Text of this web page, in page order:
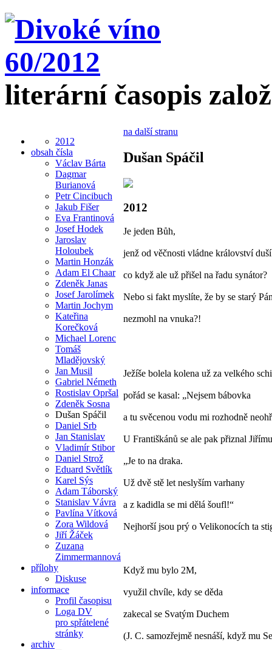
literární časopis
2012
obsah čísla
Václav Bárta
Dagmar
Burianová
Petr Cincibuch
Jakub Fišer
Eva Frantinová
Josef Hodek
Jaroslav
Holoubek
Martin Honzák
Adam El Chaar
Zdeněk Janas
Josef Jarolímek
Martin Jochym
Kateřina
Korečková
Michael Lorenc
Tomáš
Mladějovský
Jan Musil
Gabriel Németh
Rostislav Opršal
Zdeněk Sosna
Dušan Spáčil
Daniel Srb
Jan Stanislav
Vladimír Stibor
Daniel Strož
Eduard Světlík
Karel Sýs
Adam Táborský
Stanislav Vávra
Pavlína Vítková
Zora Wildová
Jiří Žáček
Zuzana
Zimmermannová
přílohy
Diskuse
informace
Profil časopisu
Loga DV
pro spřátelené
stránky
archiv
na další stranu
Dušan Spáčil
2012
Je jeden Bůh,
jenž od věčnosti vládne království
co když ale už přišel na řadu synátor?
Nebo si fakt myslíte, že by se starý
nezmohl na vnuka?!
Ježíše bolela kolena už za velkého
pořád se kasal: „Nejsem bábovka
a tu svěcenou vodu mi rozhodně
U Františkánů se ale pak přiznal
„Je to na draka.
Už dvě stě let neslyším varhany
a z kadidla se mi dělá šoufl!“
Nejhorší jsou prý o Velikonocích ta
Když mu bylo 2M,
využil chvíle, kdy se děda
zakecal se Svatým Duchem
(J. C. samozřejmě nesnáší, když mu